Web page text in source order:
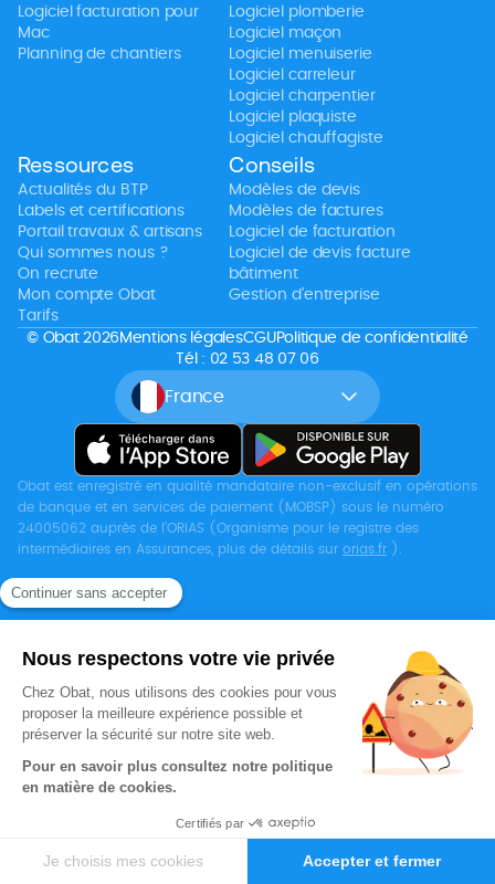
Logiciel facturation pour
Mac
Planning de chantiers
Logiciel plomberie
Logiciel maçon
Logiciel menuiserie
Logiciel carreleur
Logiciel charpentier
Logiciel plaquiste
Logiciel chauffagiste
Ressources
Actualités du BTP
Labels et certifications
Portail travaux & artisans
Qui sommes nous ?
On recrute
Mon compte Obat
Tarifs
Conseils
Modèles de devis
Modèles de factures
Logiciel de facturation
Logiciel de devis facture
bâtiment
Gestion d’entreprise
France
© Obat 2026 Mentions légalesCGUPolitique de confidentialité
Tél : 02 53 48 07 06
Obat est enregistré en qualité mandataire non-exclusif en opérations
de banque et en services de paiement (MOBSP) sous le numéro
24005062 auprès de l’ORIAS (Organisme pour le registre des
intermédiaires en Assurances, plus de détails sur orias.fr ).